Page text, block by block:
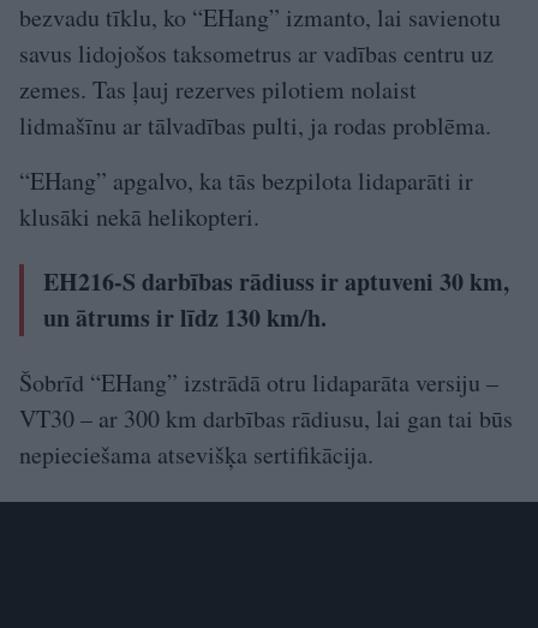
bezvadu tīklu, ko “EHang” izmanto, lai savienotu
savus lidojošos taksometrus ar vadības centru uz
zemes. Tas ļauj rezerves pilotiem nolaist
lidmašīnu ar tālvadības pulti, ja rodas problēma.
“EHang” apgalvo, ka tās bezpilota lidaparāti ir
klusāki nekā helikopteri.
EH216-S darbības rādiuss ir aptuveni 30 km,
un ātrums ir līdz 130 km/h.
Šobrīd “EHang” izstrādā otru lidaparāta versiju –
VT30 – ar 300 km darbības rādiusu, lai gan tai būs
nepieciešama atsevišķa sertifikācija.